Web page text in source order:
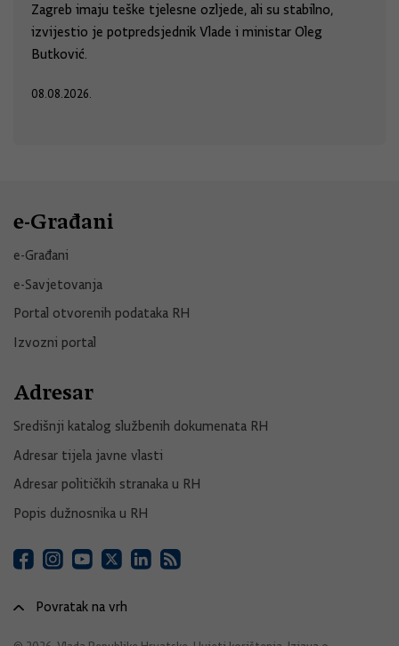
Zagreb imaju teške tjelesne ozljede, ali su stabilno,
izvijestio je potpredsjednik Vlade i ministar Oleg
Butković.
08.08.2026.
e-Građani
e-Građani
e-Savjetovanja
Portal otvorenih podataka RH
Izvozni portal
Adresar
Središnji katalog službenih dokumenata RH
Adresar tijela javne vlasti
Adresar političkih stranaka u RH
Popis dužnosnika u RH
Povratak na vrh